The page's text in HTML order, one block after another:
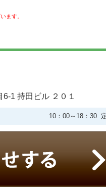
ます。
1 持田ビル ２０１
10：00～18：30